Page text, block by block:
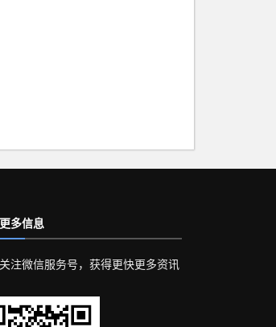
多信息
注微信服务号，获得更快更多资讯